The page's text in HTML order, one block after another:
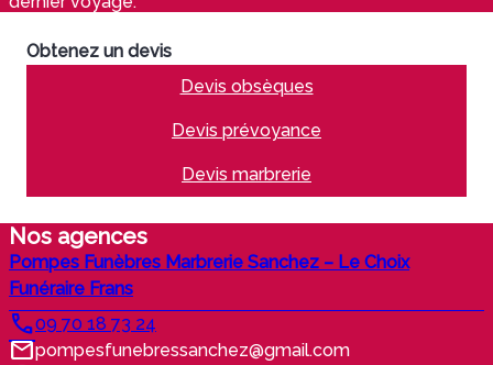
Obtenez un devis
Devis obsèques
Devis prévoyance
Devis marbrerie
Nos agences
Pompes Funèbres Marbrerie Sanchez – Le Choix
Funéraire Frans
09 70 18 73 24
pompesfunebressanchez@gmail.com